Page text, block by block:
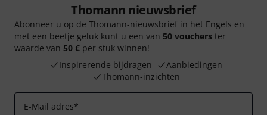
Thomann nieuwsbrief
Abonneer u op de Thomann-nieuwsbrief in het Engels en
met een beetje geluk kunt u een van 50 vouchers ter
waarde van 50 € per stuk winnen!
Inspirerende bijdragen
Aanbiedingen
Thomann-inzichten
E-Mail adres*